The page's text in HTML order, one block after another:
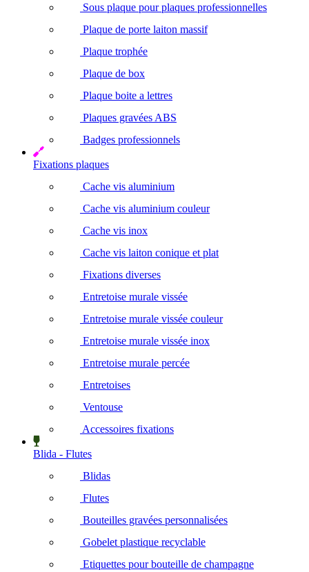
Sous plaque pour plaques professionnelles
Plaque de porte laiton massif
Plaque trophée
Plaque de box
Plaque boite a lettres
Plaques gravées ABS
Badges professionnels
Fixations plaques
Cache vis aluminium
Cache vis aluminium couleur
Cache vis inox
Cache vis laiton conique et plat
Fixations diverses
Entretoise murale vissée
Entretoise murale vissée couleur
Entretoise murale vissée inox
Entretoise murale percée
Entretoises
Ventouse
Accessoires fixations
Blida - Flutes
Blidas
Flutes
Bouteilles gravées personnalisées
Gobelet plastique recyclable
Etiquettes pour bouteille de champagne